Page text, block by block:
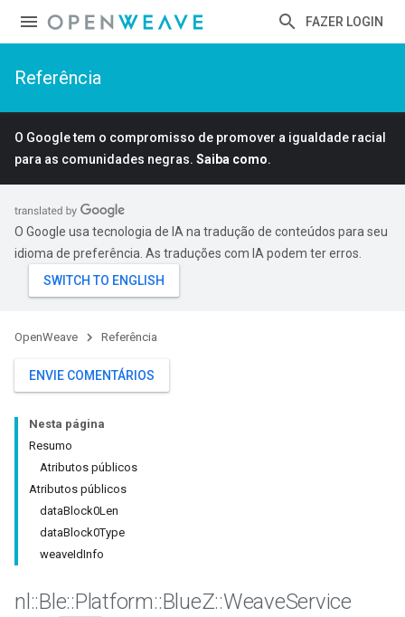
FAZER LOGIN
Referência
O Google tem o compromisso de promover a igualdade racial
para as comunidades negras. Saiba como.
O Google usa tecnologia de IA na tradução de conteúdos para seu
idioma de preferência. As traduções com IA podem ter erros.
OpenWeave Referência
ENVIE COMENTÁRIOS
Nesta página
Resumo
Atributos públicos
Atributos públicos
dataBlock0Len
dataBlock0Type
weaveIdInfo
nl ::Ble::Platform::BlueZ::WeaveService